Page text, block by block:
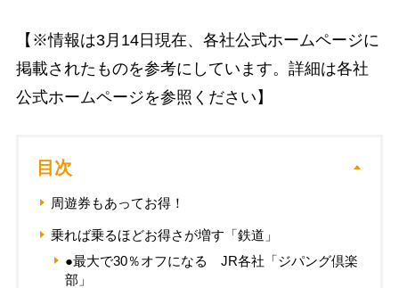
【※情報は3月14日現在、各社公式ホームページに
掲載されたものを参考にしています。詳細は各社
公式ホームページを参照ください】
目次
周遊券もあってお得！
乗れば乗るほどお得さが増す「鉄道」
●最大で30％オフになる JR各社「ジパング倶楽
部」